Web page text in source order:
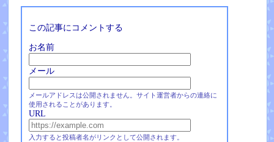
この記事にコメントする
お名前
メール
メールアドレスは公開されません。サイト運営者からの連絡に
使用されることがあります。
URL
入力すると投稿者名がリンクとして公開されます。